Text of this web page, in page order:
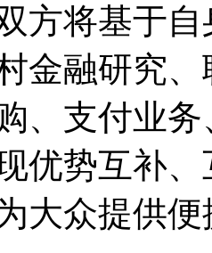
方将基于
金融研究
、支付业
优势互补
大众提供